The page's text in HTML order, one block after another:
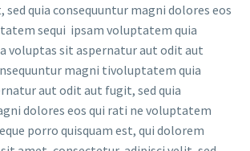
quia consequuntur magni dolores eos
sequi ipsam voluptatem quia
voluptas sit aspernatur aut odit aut
magni tivoluptatem quia
aut odit aut fugit, sed quia
dolores eos qui rati ne voluptatem
porro quisquam est, qui dolorem